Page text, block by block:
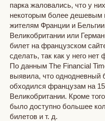
парка жаловались, что у
некоторым более дешевым
жителям Франции и
Великобритании или
билет на французском
сделать, так как у него нет
По данным The Financial
выявила, что однодневный
обходился французам на
Великобритании. Кроме
было доступно большее
билетов и т. д.